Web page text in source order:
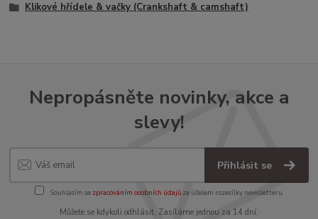
Klikové hřídele & vačky (Crankshaft & camshaft)
Nepropásněte novinky, akce a
slevy!
Přihlásit se
Souhlasím se zpracováním osobních údajůza účelem rozesílky newsletteru.
Můžete se kdykoli odhlásit. Zasíláme jednou za 14 dní.